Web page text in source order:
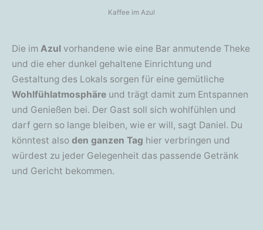
Kaffee im Azul
Die im Azul vorhandene wie eine Bar anmutende Theke
und die eher dunkel gehaltene Einrichtung und
Gestaltung des Lokals sorgen für eine gemütliche
Wohlfühlatmosphäre und trägt damit zum Entspannen
und Genießen bei. Der Gast soll sich wohlfühlen und
darf gern so lange bleiben, wie er will, sagt Daniel. Du
könntest also den ganzen Tag hier verbringen und
würdest zu jeder Gelegenheit das passende Getränk
und Gericht bekommen.